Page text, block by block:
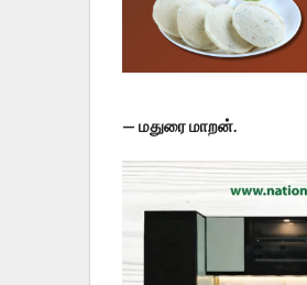
— மதுரை மாறன்.